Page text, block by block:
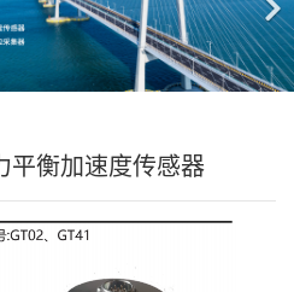
＞
＞
平衡加速度传感器